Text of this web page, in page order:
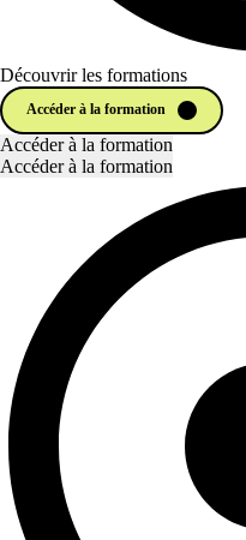
Découvrir les formations
Accéder à la formation
Accéder à la formation
Accéder à la formation